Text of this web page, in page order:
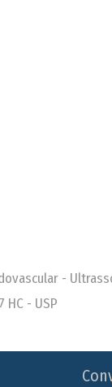
-
HC - USP